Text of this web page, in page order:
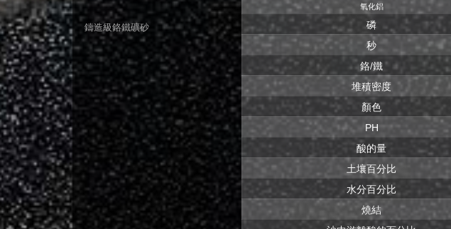
鑄造級鉻鐵礦砂
氧化鋁
磷
秒
鉻/鐵
堆積密度
顏色
PH
酸的量
土壤百分比
水分百分比
燒結